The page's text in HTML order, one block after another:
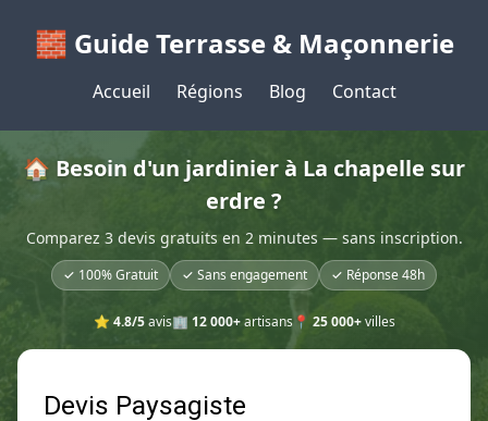
🧱 Guide Terrasse & Maçonnerie
Accueil Régions Blog Contact
🏠 Besoin d'un jardinier à La chapelle sur
erdre ?
Comparez 3 devis gratuits en 2 minutes — sans inscription.
✓ 100% Gratuit ✓ Sans engagement ✓ Réponse 48h
⭐ 4.8/5avis🏢 12 000+artisans📍 25 000+villes